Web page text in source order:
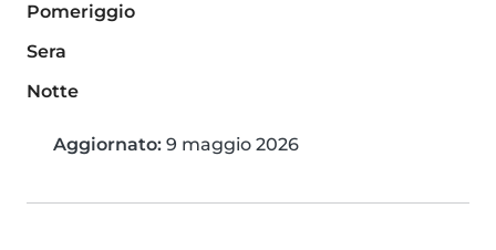
Pomeriggio
Sera
Notte
Aggiornato: 9 maggio 2026